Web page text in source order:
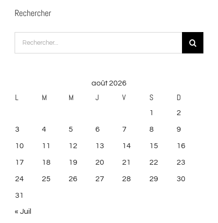
Rechercher
Rechercher:
août 2026
L M M J V S D
1 2
3 4 5 6 7 8 9
10 11 12 13 14 15 16
17 18 19 20 21 22 23
24 25 26 27 28 29 30
31
« Juil